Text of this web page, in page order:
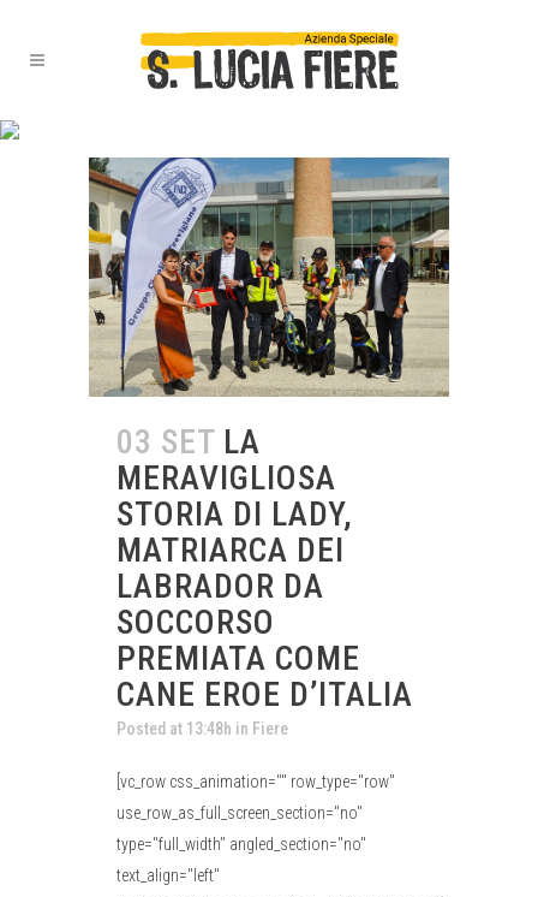
03 SET LA
MERAVIGLIOSA
STORIA DI LADY,
MATRIARCA DEI
LABRADOR DA
SOCCORSO
PREMIATA COME
CANE EROE D’ITALIA
Posted at 13:48h in Fiere
[vc_row css_animation="" row_type="row"
use_row_as_full_screen_section="no"
type="full_width" angled_section="no"
text_align="left"